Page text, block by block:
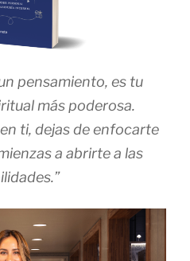
pensamiento, es tu
más poderosa.
ti, dejas de enfocarte
a abrirte a las